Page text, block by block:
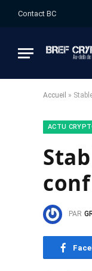
Contact BC
Accueil »
ACTU
PAR